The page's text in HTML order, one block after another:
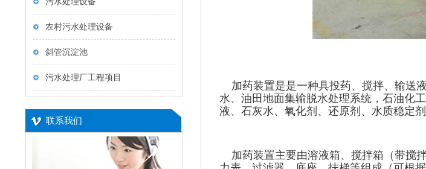
农村污水处理设备
斜管沉淀池
污水处理厂工程项目
联系我们
加药装置是是一种具投药、搅拌、输送
水、油田地面集输脱水处理系统，石油化
液、石灰水、氧化剂、还原剂、水质稳定
加药装置主要由溶液箱、搅拌箱（带搅